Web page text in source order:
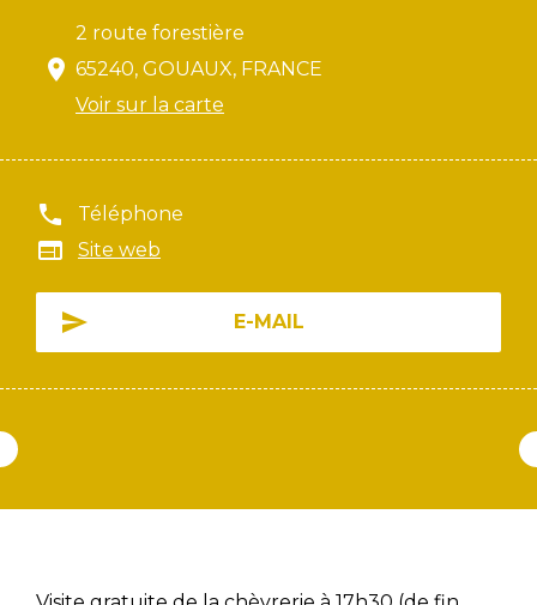
2 route forestière
65240, GOUAUX, FRANCE
Voir sur la carte
Téléphone
Site web
E-MAIL